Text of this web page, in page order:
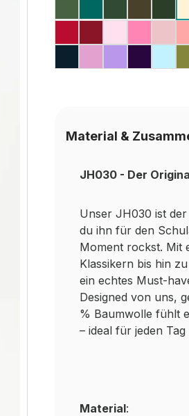
Material &
JH030 - Der
Unser JH030 ist
du ihn für den
Moment rockst. Mit
Klassikern bis hin
ein echtes Must-
Designed von uns,
% Baumwolle fühlt
– ideal für jeden
Material: